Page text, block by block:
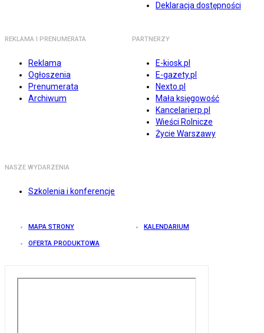
Deklaracja dostępności
REKLAMA I PRENUMERATA
Reklama
Ogłoszenia
Prenumerata
Archiwum
PARTNERZY
E-kiosk.pl
E-gazety.pl
Nexto.pl
Mała księgowość
Kancelarierp.pl
Wieści Rolnicze
Życie Warszawy
NASZE WYDARZENIA
Szkolenia i konferencje
MAPA STRONY KALENDARIUM
OFERTA PRODUKTOWA